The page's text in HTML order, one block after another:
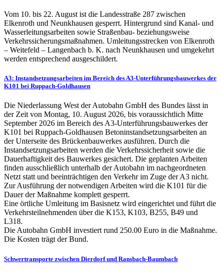
Vom 10. bis 22. August ist die Landesstraße 287 zwischen
Elkenroth und Neunkhausen gesperrt. Hintergrund sind Kanal- und
Wasserleitungsarbeiten sowie Straßenbau- beziehungsweise
Verkehrssicherungsmaßnahmen. Umleitungsstrecken von Elkenroth
– Weitefeld – Langenbach b. K. nach Neunkhausen und umgekehrt
werden entsprechend ausgeschildert.
A3: Instandsetzungsarbeiten im Bereich des A3-Unterführungsbauwerkes der
K101 bei Ruppach-Goldhausen
Die Niederlassung West der Autobahn GmbH des Bundes lässt in
der Zeit von Montag, 10. August 2026, bis voraussichtlich Mitte
September 2026 im Bereich des A3-Unterführungsbauwerkes der
K101 bei Ruppach-Goldhausen Betoninstandsetzungsarbeiten an
der Unterseite des Brückenbauwerkes ausführen. Durch die
Instandsetzungsarbeiten werden die Verkehrssicherheit sowie die
Dauerhaftigkeit des Bauwerkes gesichert. Die geplanten Arbeiten
finden ausschließlich unterhalb der Autobahn im nachgeordneten
Netzt statt und beeinträchtigen den Verkehr im Zuge der A3 nicht.
Zur Ausführung der notwendigen Arbeiten wird die K101 für die
Dauer der Maßnahme komplett gesperrt.
Eine örtliche Umleitung im Basisnetz wird eingerichtet und führt die
Verkehrsteilnehmenden über die K153, K103, B255, B49 und
L318.
Die Autobahn GmbH investiert rund 250.00 Euro in die Maßnahme.
Die Kosten trägt der Bund.
Schwertransporte zwischen Dierdorf und Ransbach-Baumbach